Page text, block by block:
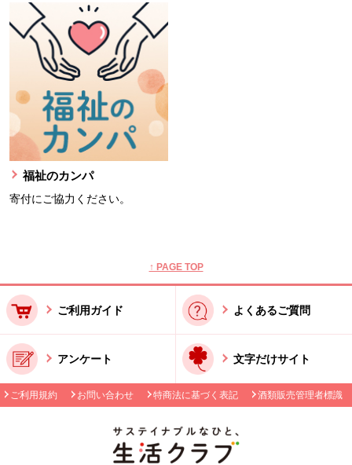
福祉のカンパ
寄付にご協力ください。
↑ PAGE TOP
ご利用ガイド よくあるご質問
アンケート 文字だけサイト
ご利用規約 お問い合わせ 特商法に基づく表記 酒類販売管理者標識